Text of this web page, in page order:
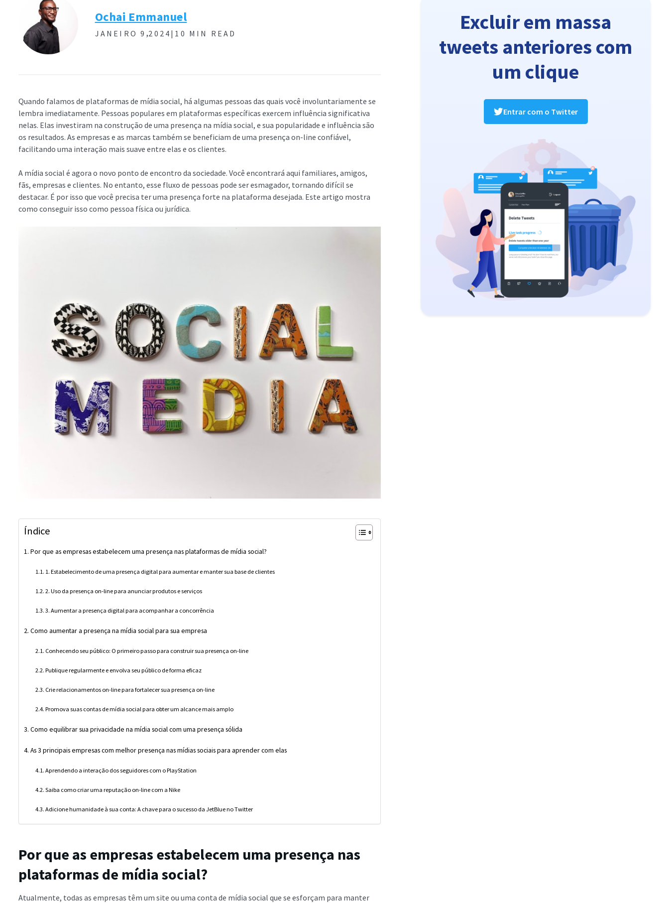
Ochai Emmanuel
JANEIRO 9 ,2024| 10 MIN READ
Quando falamos de plataformas de mídia social, há algumas pessoas das quais você involuntariamente se
lembra imediatamente. Pessoas populares em plataformas específicas exercem influência significativa
nelas. Elas investiram na construção de uma presença na mídia social, e sua popularidade e influência são
os resultados. As empresas e as marcas também se beneficiam de uma presença on-line confiável,
facilitando uma interação mais suave entre elas e os clientes.
A mídia social é agora o novo ponto de encontro da sociedade. Você encontrará aqui familiares, amigos,
fãs, empresas e clientes. No entanto, esse fluxo de pessoas pode ser esmagador, tornando difícil se
destacar. É por isso que você precisa ter uma presença forte na plataforma desejada. Este artigo mostra
como conseguir isso como pessoa física ou jurídica.
Índice
Por que as empresas estabelecem uma presença nas plataformas de mídia social?
1. Estabelecimento de uma presença digital para aumentar e manter sua base de clientes
2. Uso da presença on-line para anunciar produtos e serviços
3. Aumentar a presença digital para acompanhar a concorrência
Como aumentar a presença na mídia social para sua empresa
Conhecendo seu público: O primeiro passo para construir sua presença on-line
Publique regularmente e envolva seu público de forma eficaz
Crie relacionamentos on-line para fortalecer sua presença on-line
Promova suas contas de mídia social para obter um alcance mais amplo
Como equilibrar sua privacidade na mídia social com uma presença sólida
As 3 principais empresas com melhor presença nas mídias sociais para aprender com elas
Aprendendo a interação dos seguidores com o PlayStation
Saiba como criar uma reputação on-line com a Nike
Adicione humanidade à sua conta: A chave para o sucesso da JetBlue no Twitter
Por que as empresas estabelecem uma presença nas
plataformas de mídia social?
Atualmente, todas as empresas têm um site ou uma conta de mídia social que se esforçam para manter
Excluir em massa
tweets anteriores com
um clique
Entrar com o Twitter